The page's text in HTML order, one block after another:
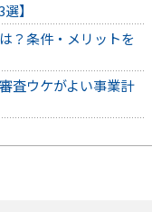
】
？条件・メリットを
査ウケがよい事業計